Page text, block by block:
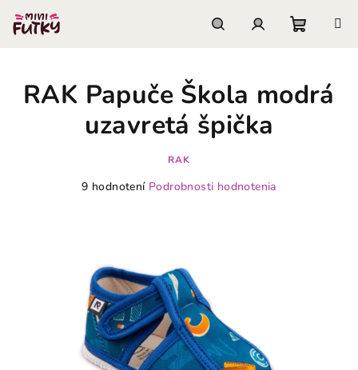
obsah
košík
RAK Papuče Škola modrá
uzavretá špička
RAK
Priemerné
hviezdičiek.
9 hodnotení Podrobnosti hodnotenia